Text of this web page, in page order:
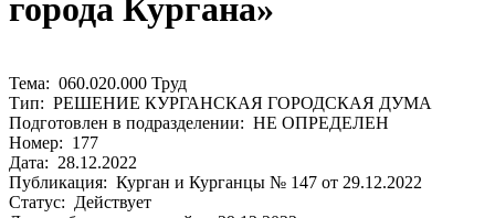
города Кургана»
Тема: 060.020.000 Труд
Тип: РЕШЕНИЕ КУРГАНСКАЯ ГОРОДСКАЯ ДУМА
Подготовлен в подразделении: НЕ ОПРЕДЕЛЕН
Номер: 177
Дата: 28.12.2022
Публикация: Курган и Курганцы № 147 от 29.12.2022
Статус: Действует